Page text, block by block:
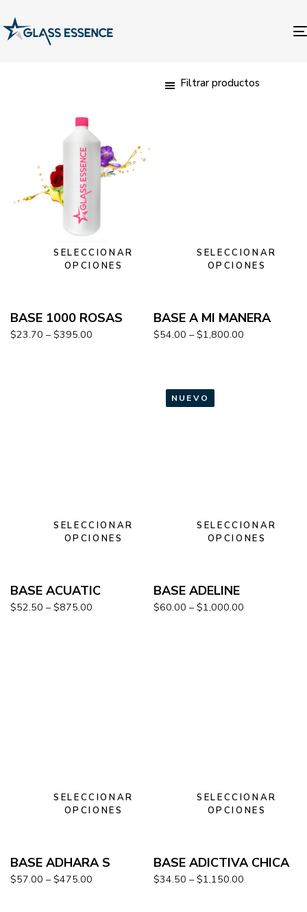
Filtrar productos
SELECCIONAR
OPCIONES
BASE 1000 ROSAS
$23.70 – $395.00
SELECCIONAR
OPCIONES
BASE A MI MANERA
$54.00 – $1,800.00
SELECCIONAR
OPCIONES
BASE ACUATIC
$52.50 – $875.00
NUEVO
SELECCIONAR
OPCIONES
BASE ADELINE
$60.00 – $1,000.00
SELECCIONAR
OPCIONES
BASE ADHARA S
$57.00 – $475.00
SELECCIONAR
OPCIONES
BASE ADICTIVA CHICA
$34.50 – $1,150.00